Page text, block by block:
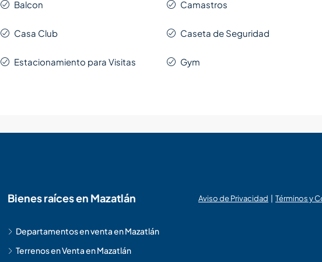
Balcon Camastros
Casa Club Caseta de Seguridad
Estacionamiento para Visitas Gym
Bienes raíces en Mazatlán
Departamentos en venta en Mazatlán
Terrenos en Venta en Mazatlán
Aviso de Privacidad Términos y